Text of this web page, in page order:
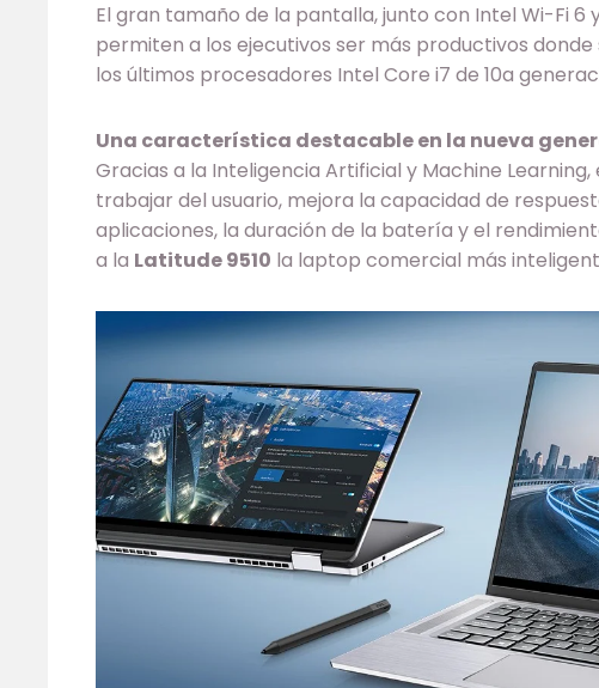
El gran tamaño de la pantalla, junto con Intel Wi-Fi
permiten a los ejecutivos ser más productivos
los últimos procesadores Intel Core i7 de 10a
Una característica destacable en la nueva
Gracias a la Inteligencia Artificial y Machine
trabajar del usuario, mejora la capacidad de
aplicaciones, la duración de la batería y el
a la Latitude 9510 la laptop comercial más